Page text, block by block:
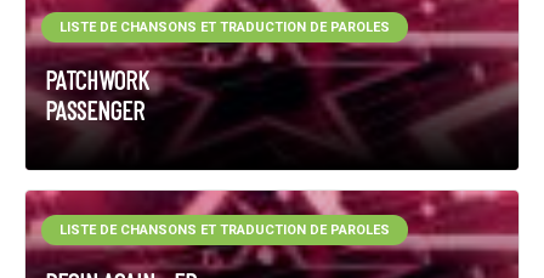
PATCHWORK
PASSENGER
LISTE DE CHANSONS ET TRADUCTION DE PAROLES
LISTE DE CHANSONS ET TRADUCTION DE PAROLES